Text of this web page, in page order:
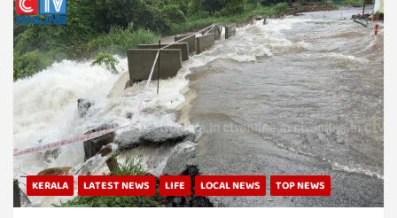
KERALA LATEST NEWS LIFE LOCAL NEWS TOP NEWS